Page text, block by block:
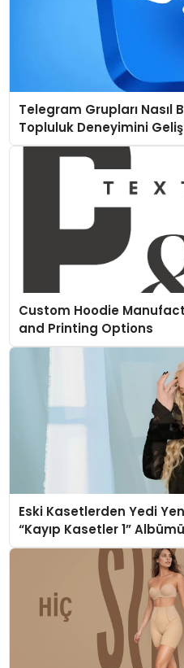
Telegram Grupları Nasıl
Topluluk Deneyimini
Custom Hoodie
and Printing Options
Eski Kasetlerden Yedi
“Kayıp Kasetler 1”